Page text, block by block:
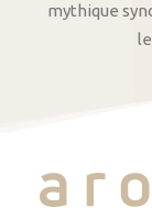
mythique